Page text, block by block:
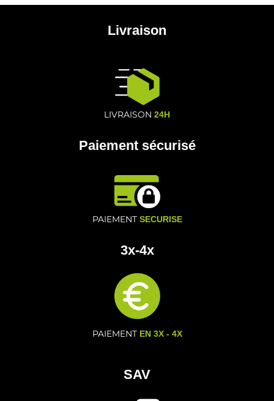
Livraison
LIVRAISON 24H
Paiement sécurisé
PAIEMENT SECURISE
3x-4x
PAIEMENT EN 3X - 4X
SAV